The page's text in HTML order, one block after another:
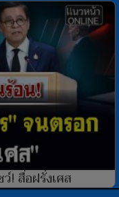
! สื่อฝรั่งเศส